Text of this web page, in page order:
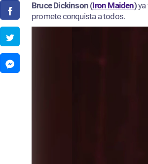
Bruce Dickinson (Iron Maiden)ya
promete conquista a todos.